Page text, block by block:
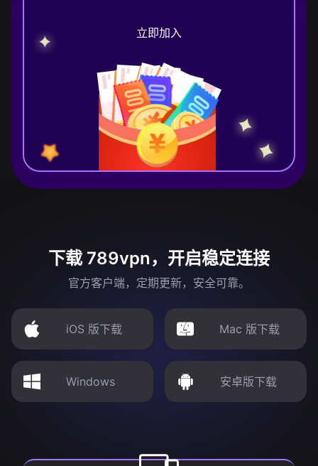
立即加入
下载 789vpn，开启稳定连接
官方客户端，定期更新，安全可靠。
iOS 版下载 Mac 版下载
Windows 安卓版下载